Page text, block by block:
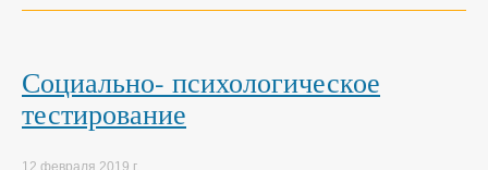
Социально- психологическое
тестирование